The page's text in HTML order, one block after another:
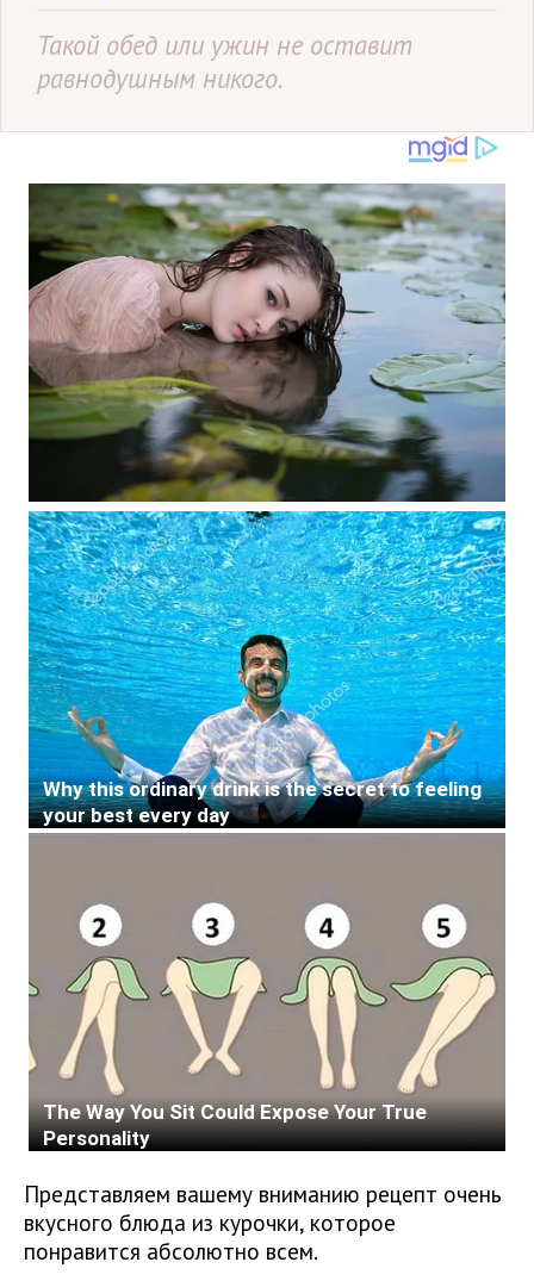
Такой обед или ужин не оставит
равнодушным никого.
Представляем вашему вниманию рецепт очень
вкусного блюда из курочки, которое
понравится абсолютно всем.